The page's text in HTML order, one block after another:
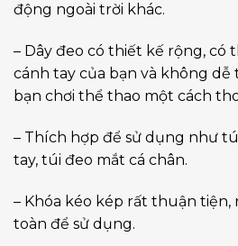
động ngoài trời khác.
– Dây đeo có thiết kế rộng, có
cánh tay của bạn và không
bạn chơi thể thao một cách
– Thích hợp để sử dụng như
tay, túi đeo mắt cá chân.
– Khóa kéo kép rất thuận tiện,
toàn để sử dụng.